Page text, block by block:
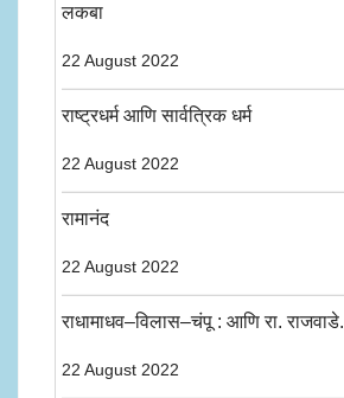
लकबा
22 August 2022
राष्ट्रधर्म आणि सार्वत्रिक धर्म
22 August 2022
रामानंद
22 August 2022
राधामाधव–विलास–चंपू : आणि रा. राजवाडे.
22 August 2022